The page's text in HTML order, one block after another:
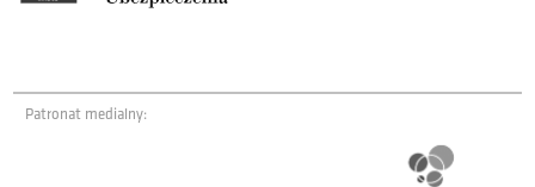
Patronat medialny: